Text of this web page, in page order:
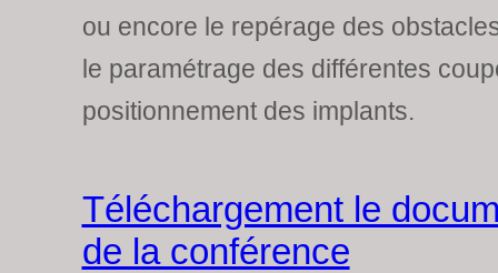
ou encore le repérage des
le paramétrage des différentes
positionnement des implants.
Téléchargement le
de la conférence